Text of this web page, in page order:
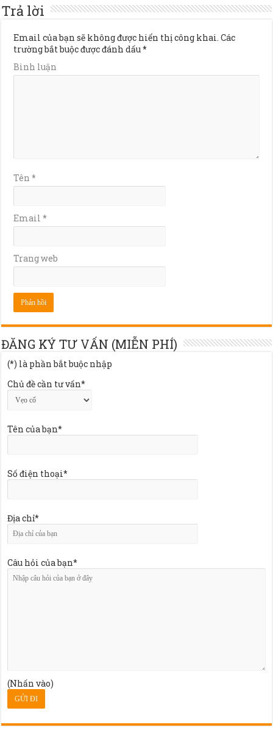
Trả lời
Email của bạn sẽ không được hiển thị công khai. Các
trường bắt buộc được đánh dấu*
Bình luận
Tên*
Email*
Trang web
ĐĂNG KÝ TƯ VẤN (MIỄN PHÍ)
(*) là phần bắt buộc nhập
Chủ đề cần tư vấn*
Tên của bạn*
Số điện thoại*
Địa chỉ*
Câu hỏi của bạn*
(Nhấn vào)